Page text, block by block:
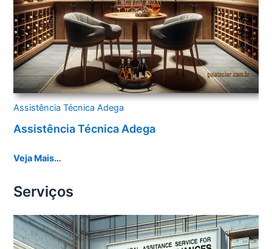
Assistência Técnica Adega
Assistência Técnica Adega
Veja Mais…
Serviços